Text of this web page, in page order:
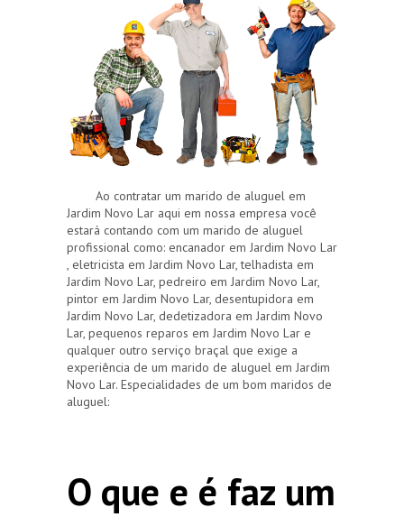
Ao contratar um marido de aluguel em
Jardim Novo Lar aqui em nossa empresa você
estará contando com um marido de aluguel
profissional como: encanador em Jardim Novo Lar
, eletricista em Jardim Novo Lar, telhadista em
Jardim Novo Lar, pedreiro em Jardim Novo Lar,
pintor em Jardim Novo Lar, desentupidora em
Jardim Novo Lar, dedetizadora em Jardim Novo
Lar, pequenos reparos em Jardim Novo Lar e
qualquer outro serviço braçal que exige a
experiência de um marido de aluguel em Jardim
Novo Lar. Especialidades de um bom maridos de
aluguel:
O que e é faz um